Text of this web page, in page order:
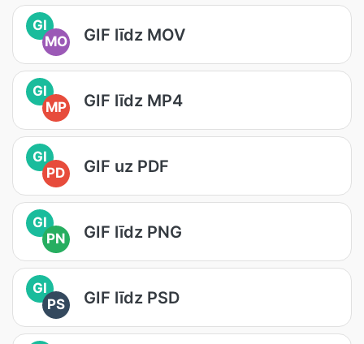
GI
MO
GIF līdz MOV
GI
MP
GIF līdz MP4
GI
PD
GIF uz PDF
GI
PN
GIF līdz PNG
GI
PS
GIF līdz PSD